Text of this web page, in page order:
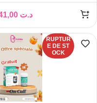
REACTIVES BOITE DE
د.ت
RUPTUR
E DE ST
OCK